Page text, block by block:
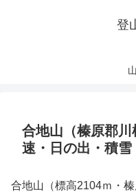
登
合地山（榛原郡
速・日の出・積雪
合地山（標高2104ｍ・